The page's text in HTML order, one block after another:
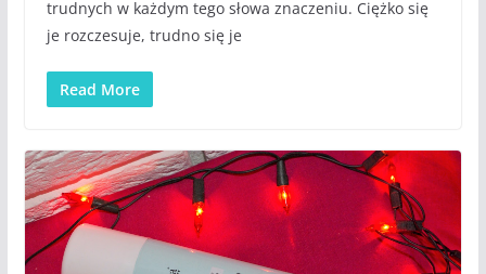
trudnych w każdym tego słowa znaczeniu. Ciężko się
je rozczesuje, trudno się je
Read More